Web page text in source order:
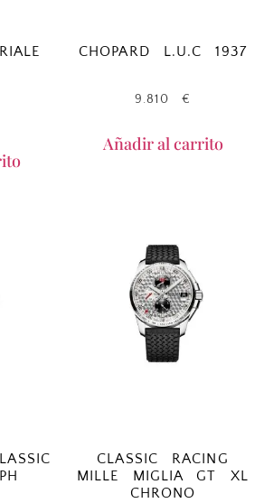
CHOPARD L.U.C 1937
9.810 €
Añadir al carrito
CLASSIC RACING
MILLE MIGLIA GT XL
CHRONO